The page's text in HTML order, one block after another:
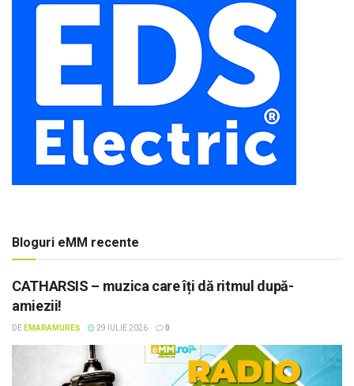
Bloguri eMM recente
CATHARSIS – muzica care îți dă ritmul după-
amiezii!
DE EMARAMUREȘ 29 IULIE 2026 0